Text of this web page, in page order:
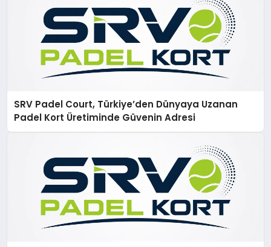
SRV Padel Court, Türkiye’den Dünyaya Uzanan
Padel Kort Üretiminde Güvenin Adresi